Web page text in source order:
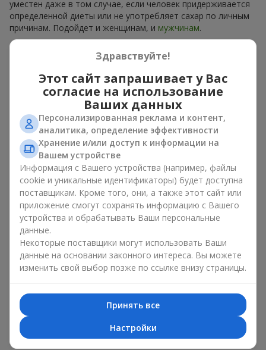
уместен даже в том случае, если человек придерживается
определенной диеты или не употребляет сахар по личным
причинам. Подойдет и женщинам, и мужчинам.
В каждой корзине — ароматные плоды, собранные в
гармоничный фруктовый микс. Букет в корзине из фруктов
может представлять собой изысканную сладкую корзину
или сдержанный эко-набор из сезонных фруктов. Букет в
корзине из фруктов, как натуральный комплимент, всегда
выглядит уместно ико дню рождения , ик рождению
ребенка, и к определенномубизнес-событию.
Идеи оформления корзины с
фруктами в подарок
Эмоциональная окраска, которую несет букет в корзине из
фруктов, зависит от оформления. Оно имеет значение не
меньше, чем наполнение. Именно праздничное оформление
превращает обычный букет в корзине из фруктов в
гастрономический подарок. В компании
Flowers.ua
всегда учитываем пожелания клиента при создании декора.
При формировании композиции используются натуральные
материалы, продуманная упаковка вкуса и, конечно,
По желанию клиента корзина с фруктами может быть
оформлена в прозрачной пленке или стильной коробке —
всегда с праздничной подачей, которая выглядит аккуратно
и презентабельно.
Здравствуйте!
Этот сайт запрашивает у Вас
согласие на использование
Ваших данных
Персонализированная реклама и контент,
аналитика, определение эффективности
Хранение и/или доступ к информации на
Вашем устройстве
Информация с Вашего устройства (например, файлы
cookie и уникальные идентификаторы) будет доступна
поставщикам. Кроме того, они, а также этот сайт или
приложение смогут сохранять информацию с Вашего
устройства и обрабатывать Ваши персональные
данные.
Некоторые поставщики могут использовать Ваши
данные на основании законного интереса. Вы можете
изменить свой выбор позже по ссылке внизу страницы.
Принять все
Настройки